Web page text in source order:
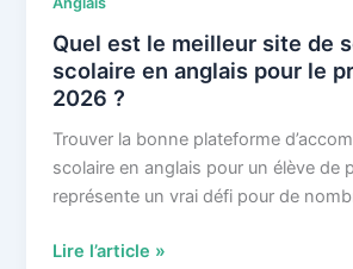
pour
votre
candidature.
Quel est le meilleur site de
scolaire en anglais pour le
2026 ?
Trouver la bonne plateforme
scolaire en anglais pour un élève de
représente un vrai défi pour de
Quel
Lire l’article »